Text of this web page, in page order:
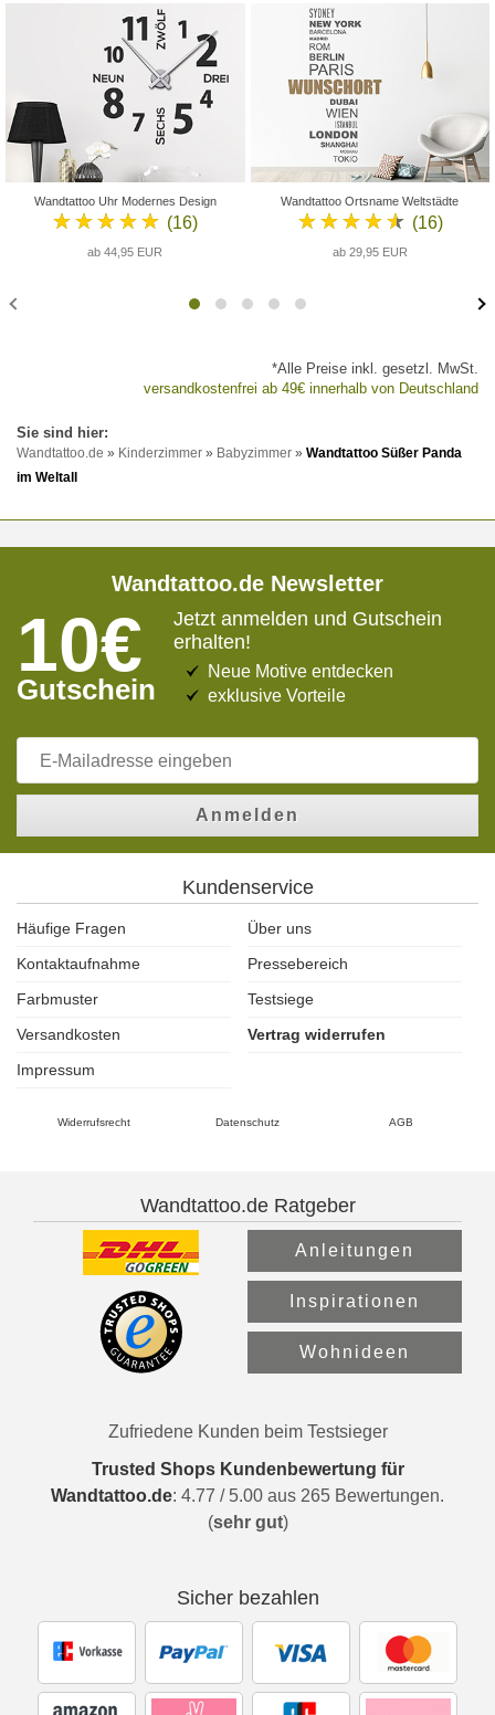
Wandtattoo Uhr Modernes Design
★★★★★ (16)
ab 44,95 EUR
Wandtattoo Ortsname Weltstädte
★★★★★ (16)
ab 29,95 EUR
*Alle Preise inkl. gesetzl. MwSt.
versandkostenfrei ab 49€ innerhalb von Deutschland
Wandtattoo.de » Kinderzimmer » Babyzimmer » Wandtattoo Süßer Panda
im Weltall
Wandtattoo.de Newsletter
10€
Gutschein
Jetzt anmelden und Gutschein
erhalten!
Neue Motive entdecken
exklusive Vorteile
Anmelden
Kundenservice
Häufige Fragen
Über uns
Kontaktaufnahme
Pressebereich
Farbmuster
Testsiege
Versandkosten
Vertrag widerrufen
Impressum
Widerrufsrecht Datenschutz AGB
Wandtattoo.de Ratgeber
Anleitungen
Inspirationen
Wohnideen
Zufriedene Kunden beim Testsieger
Trusted Shops Kundenbewertung für
Wandtattoo.de: 4.77 / 5.00 aus 265 Bewertungen.
(sehr gut)
Sicher bezahlen